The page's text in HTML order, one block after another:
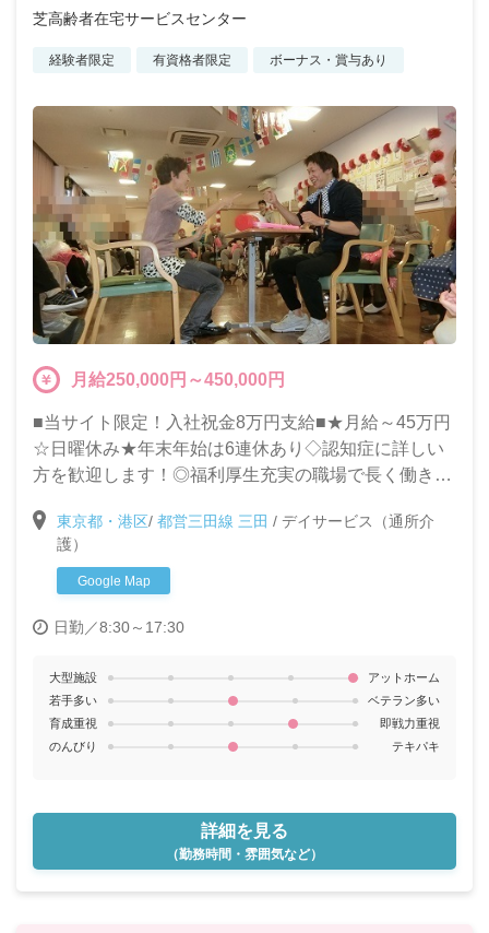
芝高齢者在宅サービスセンター
経験者限定 有資格者限定 ボーナス・賞与あり
月給250,000円～450,000円
■当サイト限定！入社祝金8万円支給■★月給～45万円
☆日曜休み★年末年始は6連休あり◇認知症に詳しい
方を歓迎します！◎福利厚生充実の職場で長く働きま
東京都・港区/ 都営三田線 三田 / デイサービス（通所介
護）
Google Map
日勤／8:30～17:30
大型施設
アットホーム
若手多い
ベテラン多い
育成重視
即戦力重視
のんびり
テキパキ
詳細を見る
（勤務時間・雰囲気など）